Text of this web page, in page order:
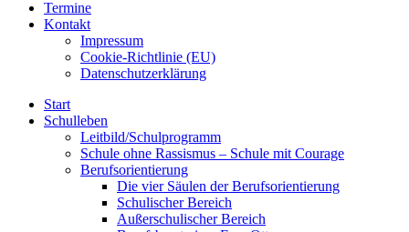
Termine
Kontakt
Impressum
Cookie-Richtlinie (EU)
Datenschutzerklärung
Start
Schulleben
Leitbild/Schulprogramm
Schule ohne Rassismus – Schule mit Courage
Berufsorientierung
Die vier Säulen der Berufsorientierung
Schulischer Bereich
Außerschulischer Bereich